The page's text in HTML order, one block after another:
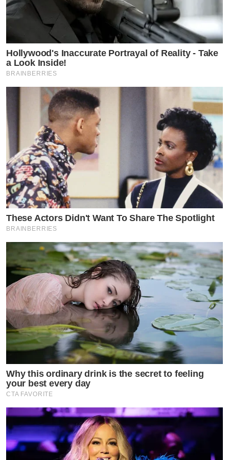
Hollywood's Inaccurate Portrayal of Reality - Take
a Look Inside!
BRAINBERRIES
These Actors Didn't Want To Share The Spotlight
BRAINBERRIES
Why this ordinary drink is the secret to feeling
your best every day
CTA FAVORITE